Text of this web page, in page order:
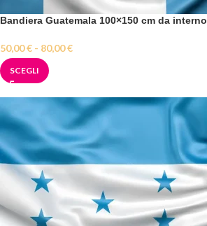
Bandiera Guatemala 100×150 cm da interno
50,00€ - 80,00€
SCEGLI